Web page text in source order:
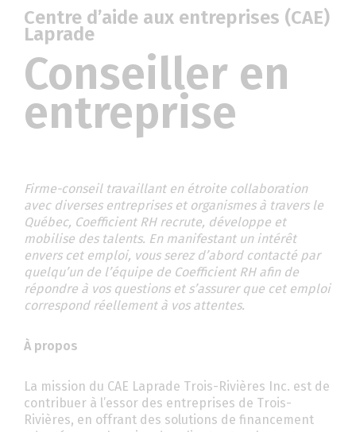
Centre d’aide aux entreprises (CAE)
Laprade
Conseiller en
entreprise
Firme-conseil travaillant en étroite collaboration
avec diverses entreprises et organismes à travers le
Québec, Coefficient RH recrute, développe et
mobilise des talents. En manifestant un intérêt
envers cet emploi, vous serez d’abord contacté par
quelqu’un de l’équipe de Coefficient RH afin de
répondre à vos questions et s’assurer que cet emploi
correspond réellement à vos attentes.
À propos
La mission du CAE Laprade Trois-Rivières Inc. est de
contribuer à l’essor des entreprises de Trois-
Rivières, en offrant des solutions de financement